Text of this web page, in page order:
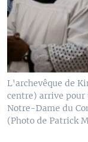
L'archevêque de
centre) arrive pour
Notre-Dame du
(Photo de Patrick